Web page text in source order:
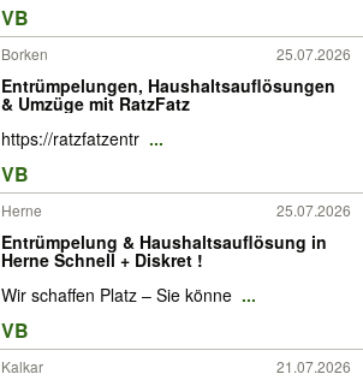
VB
Borken 25.07.2026
Entrümpelungen, Haushaltsauflösungen
& Umzüge mit RatzFatz
https://ratzfatzentr ...
VB
Herne 25.07.2026
Entrümpelung & Haushaltsauflösung in
Herne Schnell + Diskret !
Wir schaffen Platz – Sie könne ...
VB
Kalkar 21.07.2026